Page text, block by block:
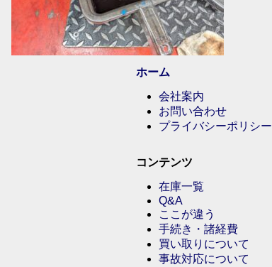
ホーム
会社案内
お問い合わせ
プライバシーポリシー
コンテンツ
在庫一覧
Q&A
ここが違う
手続き・諸経費
買い取りについて
事故対応について